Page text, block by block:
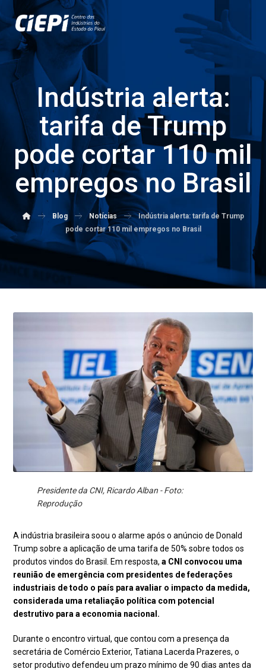
Indústria alerta:
tarifa de Trump
pode cortar 110 mil
empregos no Brasil
Blog Notícias
Indústria alerta: tarifa de Trump
pode cortar 110 mil empregos no Brasil
Presidente da CNI, Ricardo Alban - Foto:
Reprodução
A indústria brasileira soou o alarme após o anúncio de Donald
Trump sobre a aplicação de uma tarifa de 50% sobre todos os
produtos vindos do Brasil. Em resposta,a CNI convocou uma
reunião de emergência com presidentes de federações
industriais de todo o país para avaliar o impacto da medida,
considerada uma retaliação política com potencial
destrutivo para a economia nacional.
Durante o encontro virtual, que contou com a presença da
secretária de Comércio Exterior, Tatiana Lacerda Prazeres, o
setor produtivo defendeu um prazo mínimo de 90 dias antes da